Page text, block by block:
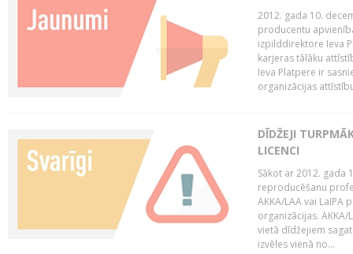
2012. gada 10.
producentu
izpilddirektore Ieva
karjeras tālāku
Ieva Platpere ir
organizācijas
DĪDŽEJI
LICENCI
Sākot ar 2012. gada
reproducēšanu
AKKA/LAA vai LaIPA
organizācijas.
vietā dīdžejiem
izvēles vienā no...